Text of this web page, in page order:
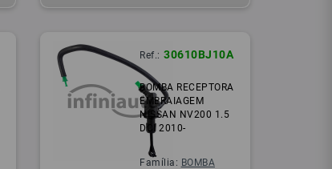
Ref.: 30610BJ10A
BOMBA RECEPTORA
EMBRAIAGEM
NISSAN NV200 1.5
DCI 2010-
Família: BOMBA